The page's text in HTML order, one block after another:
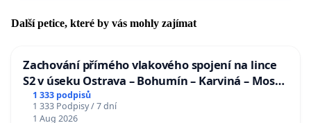
Další petice, které by vás mohly zajímat
Zachování přímého vlakového spojení na lince
S2 v úseku Ostrava – Bohumín – Karviná – Mosty
u Jablunkova
1 333 podpisů
1 333 Podpisy / 7 dní
1 Aug 2026